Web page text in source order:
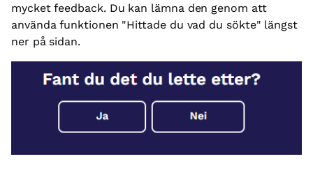
mycket feedback. Du kan lämna den genom att
använda funktionen "Hittade du vad du sökte" längst
ner på sidan.